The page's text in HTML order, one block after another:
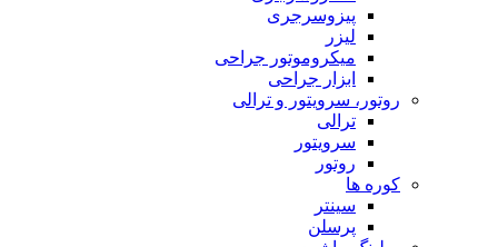
پیزوسرجری
لیزر
میکروموتور جراحی
ابزار جراحی
روتور، سرویتور و ترالی
ترالی
سرویتور
روتور
کوره ها
سینتر
پرسلن